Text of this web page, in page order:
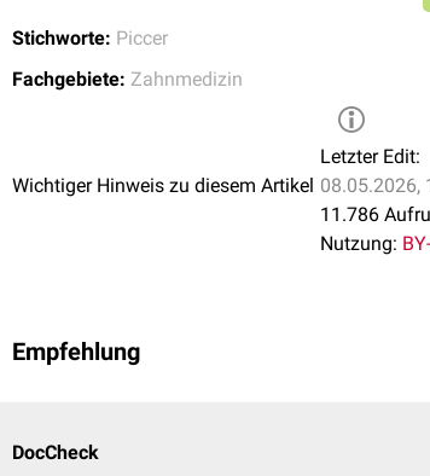
Stichworte: Piccer
Fachgebiete: Zahnmedizin
Wichtiger Hinweis zu diesem Artikel
Letzter Edit:
08.05.2026,
11.786
Nutzung:
Empfehlung
DocCheck